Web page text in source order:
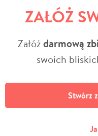
ZAŁÓŻ
Załóżdarmową
swoich
Stwórz